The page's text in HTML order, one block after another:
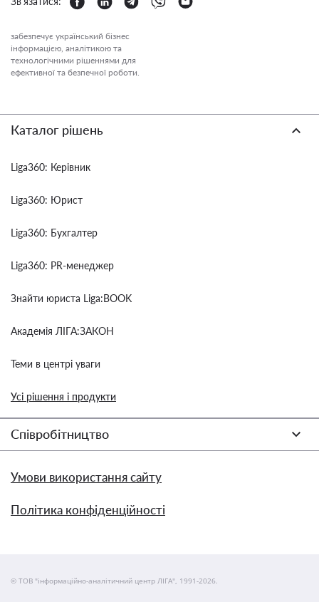
забезпечує український бізнес
інформацією, аналітикою та
технологічними рішеннями для
ефективної та безпечної роботи.
Каталог рішень
Liga360: Керівник
Liga360: Юрист
Liga360: Бухгалтер
Liga360: PR-менеджер
Знайти юриста Liga:BOOK
Академія ЛІГА:ЗАКОН
Теми в центрі уваги
Усі рішення і продукти
Співробітництво
Умови використання сайту
Політика конфіденційності
© ТОВ "інформаційно-аналітичний центр ЛІГА", 1991-2026.